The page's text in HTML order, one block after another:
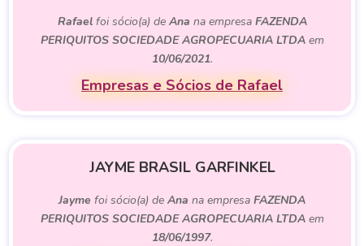
Rafaelfoi sócio(a) de Ana na empresa FAZENDA
PERIQUITOS SOCIEDADE AGROPECUARIA LTDAem
10/06/2021.
Empresas e Sócios de Rafael
JAYME BRASIL GARFINKEL
Jayme foi sócio(a) de Ana na empresa FAZENDA
PERIQUITOS SOCIEDADE AGROPECUARIA LTDAem
18/06/1997.